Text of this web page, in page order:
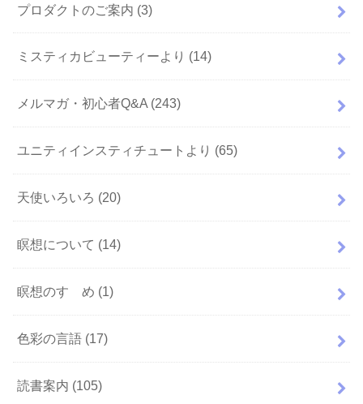
プロダクトのご案内 (3)
ミスティカビューティーより (14)
メルマガ・初心者Q&A (243)
ユニティインスティチュートより (65)
天使いろいろ (20)
瞑想について (14)
瞑想のすゝめ (1)
色彩の言語 (17)
読書案内 (105)